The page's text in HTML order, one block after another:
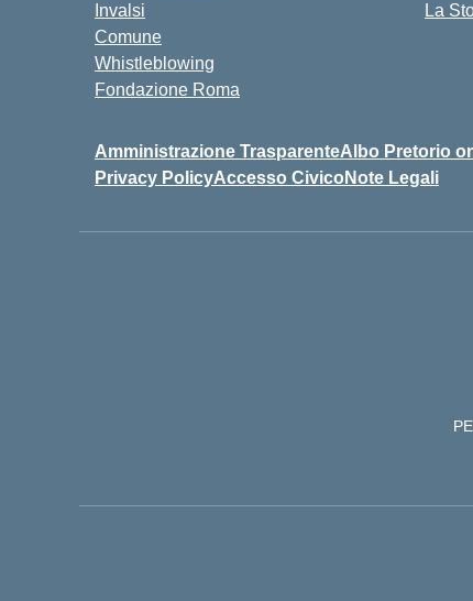
Invalsi
Comune
Whistleblowing
Fondazione Roma
La
Amministrazione TrasparenteAlbo Pretorio
Privacy PolicyAccesso Civico Note Legali